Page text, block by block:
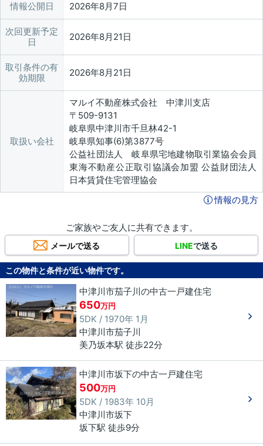
情報公開日 2026年8月7日
次回更新予定
日
2026年8月21日
取引条件の有
効期限
2026年8月21日
取扱い会社
マルイ不動産株式会社 中津川支店
〒509-9131
岐阜県中津川市千旦林42-1
岐阜県知事(6)第3877号
公益社団法人 岐阜県宅地建物取引業協会会員
東海不動産公正取引協議会加盟 公益財団法人
日本賃貸住宅管理協会
情報の見方
ご家族やご友人に共有できます。
メールで送る LINEで送る
この物件と条件が近い物件です。
中津川市茄子川の中古一戸建住宅
650万円
5DK / 1970年 1月
中津川市茄子川
美乃坂本駅 徒歩22分
中津川市坂下の中古一戸建住宅
500万円
5DK / 1983年 10月
中津川市坂下
坂下駅 徒歩9分